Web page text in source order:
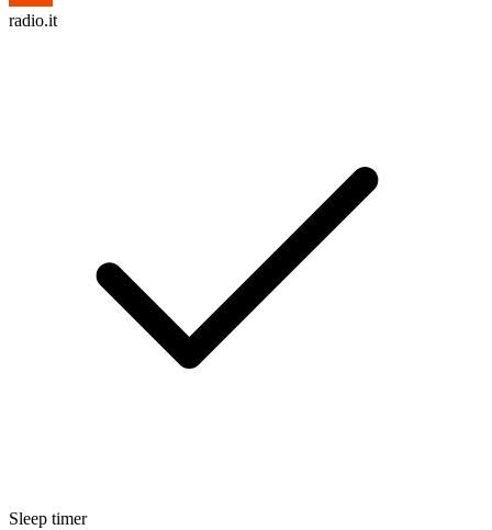
radio.it
Sleep timer